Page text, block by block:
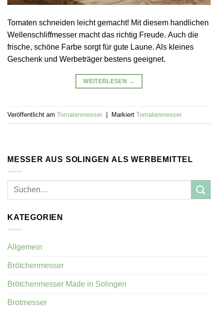
Tomaten schneiden leicht gemacht! Mit diesem handlichen
Wellenschliffmesser macht das richtig Freude. Auch die
frische, schöne Farbe sorgt für gute Laune. Als kleines
Geschenk und Werbeträger bestens geeignet.
WEITERLESEN →
Veröffentlicht am Tomatenmesser | Markiert Tomatenmesser
MESSER AUS SOLINGEN ALS WERBEMITTEL
KATEGORIEN
Allgemein
Brötchenmesser
Brötchenmesser Made in Solingen
Brotmesser